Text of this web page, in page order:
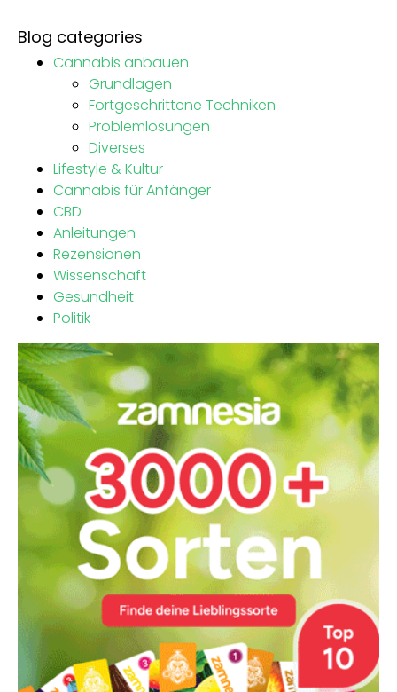
Blog categories
Cannabis anbauen
Grundlagen
Fortgeschrittene Techniken
Problemlösungen
Diverses
Lifestyle & Kultur
Cannabis für Anfänger
CBD
Anleitungen
Rezensionen
Wissenschaft
Gesundheit
Politik